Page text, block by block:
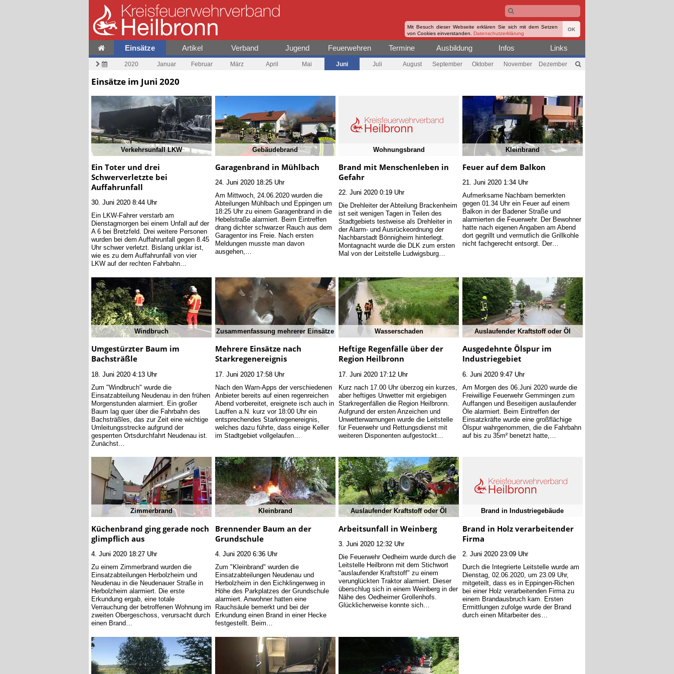
Mit Besuch dieser Webseite erklären Sie sich mit dem Setzen
von Cookies einverstanden. Datenschutzerklärung
OK
Einsätze Artikel Verband Jugend Feuerwehren Termine Ausbildung Infos Links
2020 Januar Februar März April Mai Juni Juli August September Oktober November Dezember
Einsätze im Juni 2020
Verkehrsunfall LKW
Ein Toter und drei
Schwerverletzte bei
Auffahrunfall
30. Juni 2020 8:44 Uhr
Ein LKW-Fahrer verstarb am
Dienstagmorgen bei einem Unfall auf der
A 6 bei Bretzfeld. Drei weitere Personen
wurden bei dem Auffahrunfall gegen 8.45
Uhr schwer verletzt. Bislang unklar ist,
wie es zu dem Auffahrunfall von vier
LKW auf der rechten Fahrbahn…
Gebäudebrand
Garagenbrand in Mühlbach
24. Juni 2020 18:25 Uhr
Am Mittwoch, 24.06.2020 wurden die
Abteilungen Mühlbach und Eppingen um
18:25 Uhr zu einem Garagenbrand in die
Hebelstraße alarmiert. Beim Eintreffen
drang dichter schwarzer Rauch aus dem
Garagentor ins Freie. Nach ersten
Meldungen musste man davon
ausgehen,…
Wohnungsbrand
Brand mit Menschenleben in
Gefahr
22. Juni 2020 0:19 Uhr
Die Drehleiter der Abteilung Brackenheim
ist seit wenigen Tagen in Teilen des
Stadtgebiets testweise als Drehleiter in
der Alarm- und Ausrückeordnung der
Nachbarstadt Bönnigheim hinterlegt.
Montagnacht wurde die DLK zum ersten
Mal von der Leitstelle Ludwigsburg…
Kleinbrand
Feuer auf dem Balkon
21. Juni 2020 1:34 Uhr
Aufmerksame Nachbarn bemerkten
gegen 01.34 Uhr ein Feuer auf einem
Balkon in der Badener Straße und
alarmierten die Feuerwehr. Der Bewohner
hatte nach eigenen Angaben am Abend
dort gegrillt und vermutlich die Grillkohle
nicht fachgerecht entsorgt. Der…
Windbruch
Umgestürzter Baum im
Bachsträßle
18. Juni 2020 4:13 Uhr
Zum "Windbruch" wurde die
Einsatzabteilung Neudenau in den frühen
Morgenstunden alarmiert. Ein großer
Baum lag quer über die Fahrbahn des
Bachsträßles, das zur Zeit eine wichtige
Umleitungsstrecke aufgrund der
gesperrten Ortsdurchfahrt Neudenau ist.
Zunächst…
Zusammenfassung mehrerer Einsätze
Mehrere Einsätze nach
Starkregenereignis
17. Juni 2020 17:58 Uhr
Nach den Warn-Apps der verschiedenen
Anbieter bereits auf einen regenreichen
Abend vorbereitet, ereignete isch auch in
Lauffen a.N. kurz vor 18:00 Uhr ein
entsprechendes Starkregenereignis,
welches dazu führte, dass einige Keller
im Stadtgebiet vollgelaufen…
Wasserschaden
Heftige Regenfälle über der
Region Heilbronn
17. Juni 2020 17:12 Uhr
Kurz nach 17.00 Uhr überzog ein kurzes,
aber heftiges Unwetter mit ergiebigen
Starkregenfällen die Region Heilbronn.
Aufgrund der ersten Anzeichen und
Unwetterwarnungen wurde die Leitstelle
für Feuerwehr und Rettungsdienst mit
weiteren Disponenten aufgestockt…
Auslaufender Kraftstoff oder Öl
Ausgedehnte Ölspur im
Industriegebiet
6. Juni 2020 9:47 Uhr
Am Morgen des 06.Juni 2020 wurde die
Freiwillige Feuerwehr Gemmingen zum
Auffangen und Beseitigen auslaufender
Öle alarmiert. Beim Eintreffen der
Einsatzkräfte wurde eine großflächige
Ölspur wahrgenommen, die die Fahrbahn
auf bis zu 35m² benetzt hatte,…
Zimmerbrand
Küchenbrand ging gerade noch
glimpflich aus
4. Juni 2020 18:27 Uhr
Zu einem Zimmerbrand wurden die
Einsatzabteilungen Herbolzheim und
Neudenau in die Neudenauer Straße in
Herbolzheim alarmiert. Die erste
Erkundung ergab, eine totale
Verrauchung der betroffenen Wohnung im
zweiten Obergeschoss, verursacht durch
einen Brand…
Kleinbrand
Brennender Baum an der
Grundschule
4. Juni 2020 6:36 Uhr
Zum "Kleinbrand" wurden die
Einsatzabteilungen Neudenau und
Herbolzheim in den Eichklingenweg in
Höhe des Parkplatzes der Grundschule
alarmiert. Anwohner hatten eine
Rauchsäule bemerkt und bei der
Erkundung einen Brand in einer Hecke
festgestellt. Beim…
Auslaufender Kraftstoff oder Öl
Arbeitsunfall in Weinberg
3. Juni 2020 12:32 Uhr
Die Feuerwehr Oedheim wurde durch die
Leitstelle Heilbronn mit dem Stichwort
"auslaufender Kraftstoff" zu einem
verunglückten Traktor alarmiert. Dieser
überschlug sich in einem Weinberg in der
Nähe des Oedheimer Grollenhofs.
Glücklicherweise konnte sich…
Brand in Industriegebäude
Brand in Holz verarbeitender
Firma
2. Juni 2020 23:09 Uhr
Durch die Integrierte Leitstelle wurde am
Dienstag, 02.06.2020, um 23.09 Uhr,
mitgeteilt, dass es in Eppingen-Richen
bei einer Holz verarbeitenden Firma zu
einem Brandausbruch kam. Ersten
Ermittlungen zufolge wurde der Brand
durch einen Mitarbeiter des…